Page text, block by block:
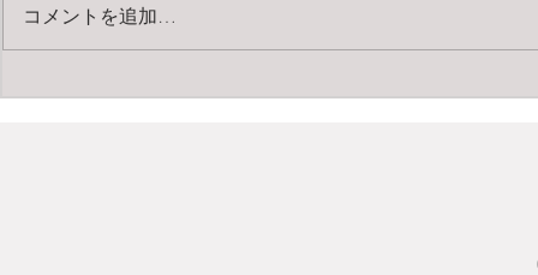
Planar T* 120mm F4
コメントを追加…